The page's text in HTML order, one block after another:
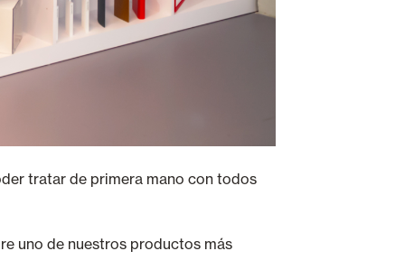
tratar de primera mano con todos
uno de nuestros productos más